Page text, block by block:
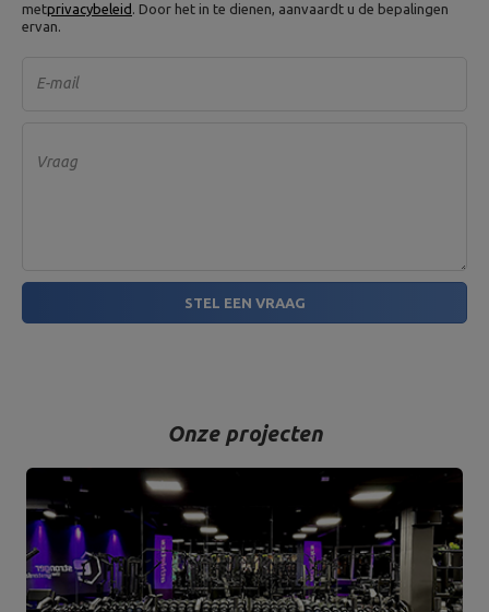
metprivacybeleid . Door het in te dienen, aanvaardt u de bepalingen
ervan.
E-mail
Vraag
STEL EEN VRAAG
Onze projecten